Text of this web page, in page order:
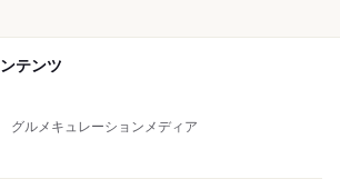
テンツ
グルメキュレーションメディア